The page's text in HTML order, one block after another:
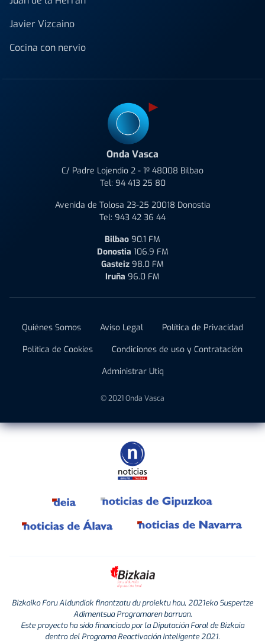
Javier Vizcaino
Cocina con nervio
Onda Vasca
C/ Padre Lojendio 2 - 1º 48008 Bilbao
Tel: 94 413 25 80
Avenida de Tolosa 23-25 20018 Donostia
Tel: 943 42 36 44
Bilbao 90.1 FM
Donostia 106.9 FM
Gasteiz 98.0 FM
Iruña 96.0 FM
Quiénes Somos Aviso Legal
Política de Privacidad
Política de Cookies
Condiciones de uso y Contratación
Administrar Utiq
© 2021 Onda Vasca
Bizkaiko Foru Aldundiak finantzatu du proiektu hau, 2021eko Suspertze
Adimentsua Programaren barruan.
Este proyecto ha sido financiado por la Diputación Foral de Bizkaia
dentro del Programa Reactivación Inteligente 2021.